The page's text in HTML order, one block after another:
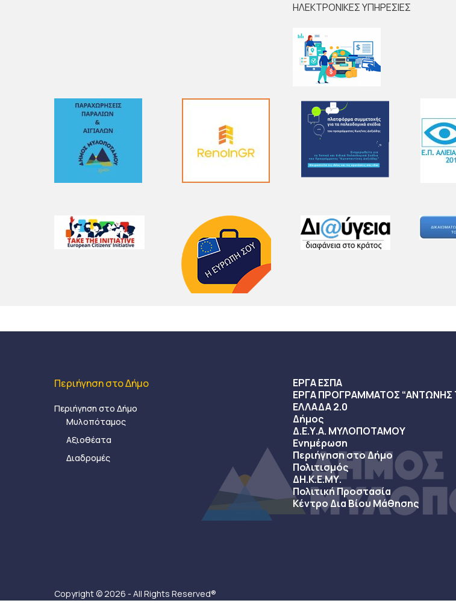
ΗΛΕΚΤΡΟΝΙΚΕΣ ΥΠΗΡΕΣΙΕΣ
Περιήγηση στο Δήμο
Περιήγηση στο Δήμο
Μυλοπόταμος
Αξιοθέατα
Διαδρομές
ΕΡΓΑ ΕΣΠΑ
ΕΡΓΑ ΠΡΟΓΡΑΜΜΑΤΟΣ “ΑΝΤΩΝΗΣ
ΕΛΛΑΔΑ 2.0
Δήμος
Δ.Ε.Υ.Α. ΜΥΛΟΠΟΤΑΜΟΥ
Ενημέρωση
Περιήγηση στο Δήμο
Πολιτισμός
ΔΗ.Κ.Ε.ΜΥ.
Πολιτική Προστασία
Κέντρο Δια Βίου Μάθησης
Copyright © 2026 - All Rights Reserved®